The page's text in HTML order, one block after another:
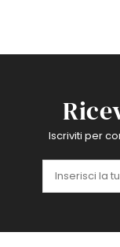
Iscriviti per